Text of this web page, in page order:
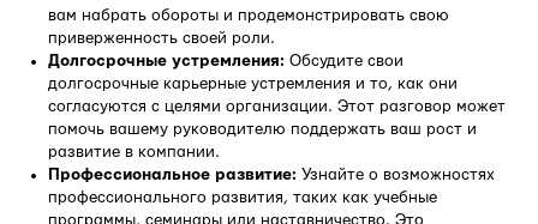
вам набрать обороты и продемонстрировать свою
приверженность своей роли.
Долгосрочные устремления: Обсудите свои
долгосрочные карьерные устремления и то, как они
согласуются с целями организации. Этот разговор может
помочь вашему руководителю поддержать ваш рост и
развитие в компании.
Профессиональное развитие: Узнайте о возможностях
профессионального развития, таких как учебные
программы, семинары или наставничество. Это